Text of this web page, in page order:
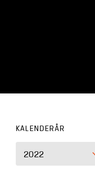
KALENDERÅR
2022